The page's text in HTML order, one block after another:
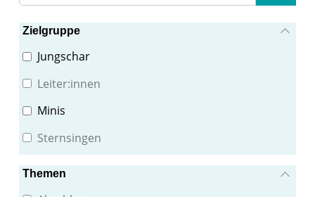
Zielgruppe
Jungschar
Leiter:innen
Minis
Sternsingen
Themen